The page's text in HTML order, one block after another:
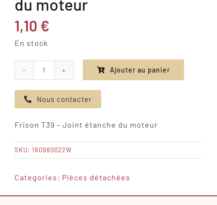
du moteur
1,10 €
En stock
de
Frison
-
Joint
étanche
Ajouter au panier
Nous contacter
Frison T39 – Joint étanche du moteur
SKU: 160980022W
Categories: Pièces détachées